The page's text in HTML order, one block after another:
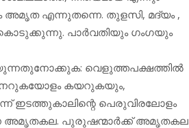
അമൃത എന്നുതന്നെ. തുളസി, മദ്യം ,
പാര്‍വതിയും ഗംഗയും
വെളുത്തപക്ഷത്തില്‍
കയറുകയും,
ഇടത്തുകാലിന്റെ പെരുവിരലോളം
അമൃതകല. പുരുഷന്മാര്‍ക്ക് അമൃതകല